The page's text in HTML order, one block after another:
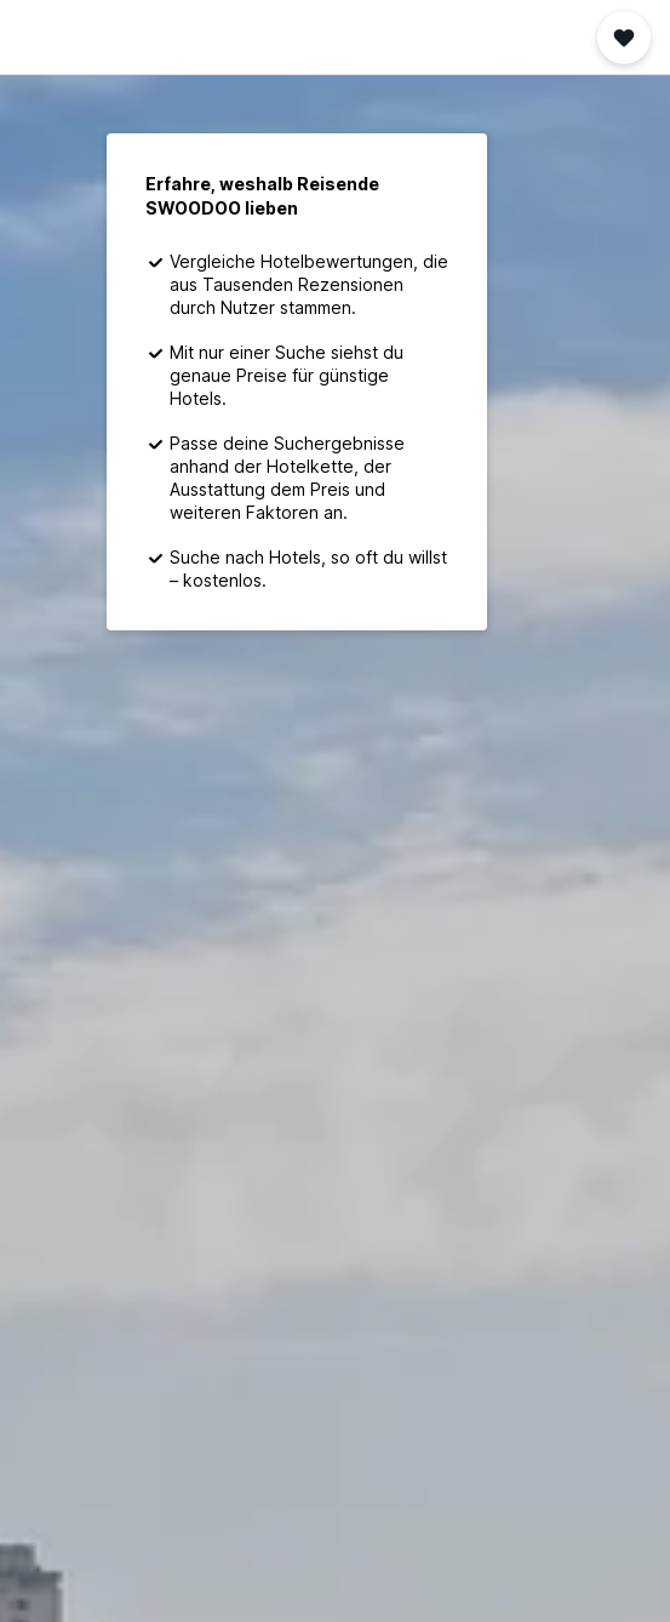
Erfahre, weshalb Reisende
SWOODOO lieben
Vergleiche Hotelbewertungen, die
aus Tausenden Rezensionen
durch Nutzer stammen.
Mit nur einer Suche siehst du
genaue Preise für günstige
Hotels.
Passe deine Suchergebnisse
anhand der Hotelkette, der
Ausstattung dem Preis und
weiteren Faktoren an.
Suche nach Hotels, so oft du willst
– kostenlos.